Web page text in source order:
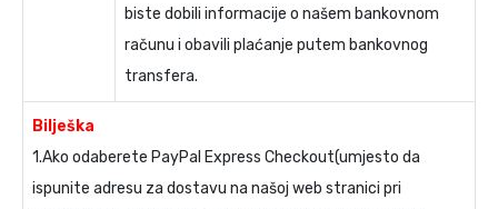
biste dobili informacije o našem bankovnom
računu i obavili plaćanje putem bankovnog
transfera.
Bilješka
1.Ako odaberete PayPal Express Checkout(umjesto da
ispunite adresu za dostavu na našoj web stranici pri